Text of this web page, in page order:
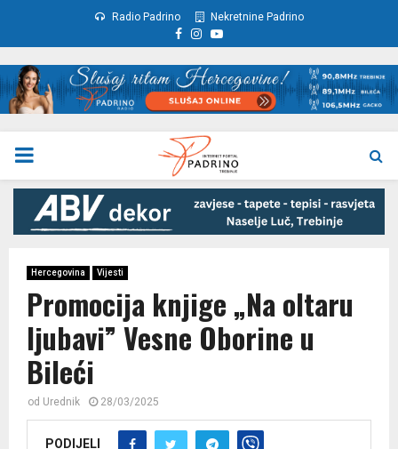
Radio Padrino Nekretnine Padrino
Facebook
Instagram
Youtube
PRIMARY
MENU
Hercegovina Vijesti
Promocija knjige „Na oltaru
ljubavi” Vesne Oborine u
Bileći
od Urednik 28/03/2025
PODIJELI